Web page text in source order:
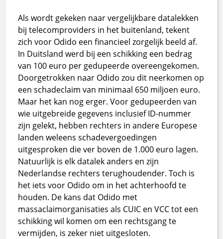
Als wordt gekeken naar vergelijkbare datalekken
bij telecomproviders in het buitenland, tekent
zich voor Odido een financieel zorgelijk beeld af.
In Duitsland werd bij een schikking een bedrag
van 100 euro per gedupeerde overeengekomen.
Doorgetrokken naar Odido zou dit neerkomen op
een schadeclaim van minimaal 650 miljoen euro.
Maar het kan nog erger. Voor gedupeerden van
wie uitgebreide gegevens inclusief ID-nummer
zijn gelekt, hebben rechters in andere Europese
landen weleens schadevergoedingen
uitgesproken die ver boven de 1.000 euro lagen.
Natuurlijk is elk datalek anders en zijn
Nederlandse rechters terughoudender. Toch is
het iets voor Odido om in het achterhoofd te
houden. De kans dat Odido met
massaclaimorganisaties als CUIC en VCC tot een
schikking wil komen om een rechtsgang te
vermijden, is zeker niet uitgesloten.